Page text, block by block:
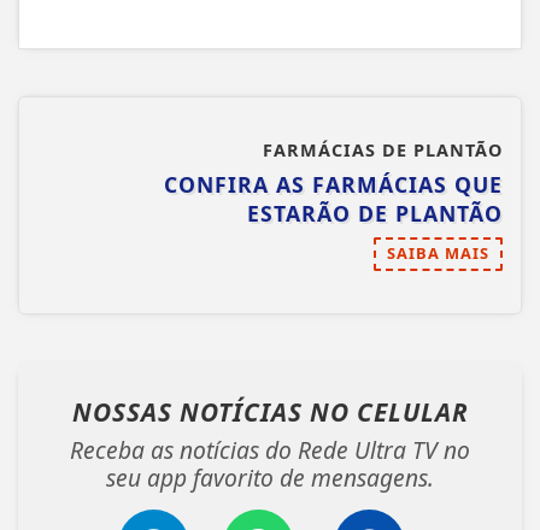
FARMÁCIAS DE PLANTÃO
CONFIRA AS FARMÁCIAS QUE
ESTARÃO DE PLANTÃO
SAIBA MAIS
NOSSAS NOTÍCIAS NO CELULAR
Receba as notícias do Rede Ultra TV no
seu app favorito de mensagens.